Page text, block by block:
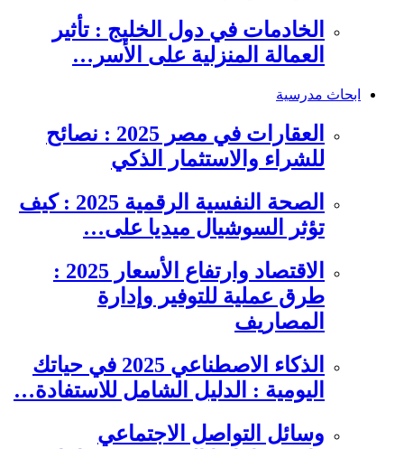
الخادمات في دول الخليج : تأثير
العمالة المنزلية على الأسر…
ابحاث مدرسية
العقارات في مصر 2025 : نصائح
للشراء والاستثمار الذكي
الصحة النفسية الرقمية 2025 : كيف
تؤثر السوشيال ميديا على…
الاقتصاد وارتفاع الأسعار 2025 :
طرق عملية للتوفير وإدارة
المصاريف
الذكاء الاصطناعي 2025 في حياتك
اليومية : الدليل الشامل للاستفادة…
وسائل التواصل الاجتماعي